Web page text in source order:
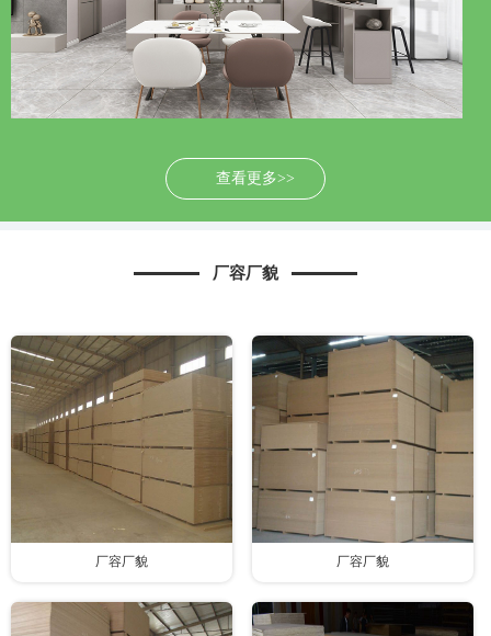
查看更多>>
厂容厂貌
厂容厂貌 厂容厂貌